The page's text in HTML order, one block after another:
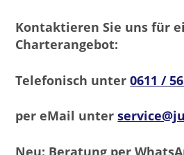
Kontaktieren Sie uns für
Charterangebot:
Telefonisch unter0611 /
per eMail unter